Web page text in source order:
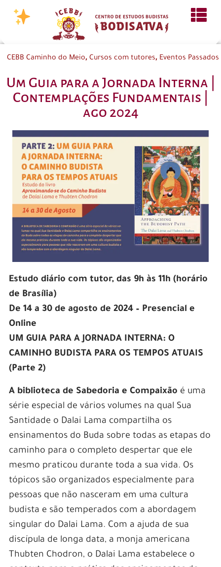
CEBB Caminho do Meio, Cursos com tutores, Eventos Passados
Um Guia para a Jornada Interna |
Contemplações Fundamentais |
ago 2024
Estudo diário com tutor, das 9h às 11h (horário
de Brasília)
De 14 a 30 de agosto de 2024 – Presencial e
Online
UM GUIA PARA A JORNADA INTERNA: O
CAMINHO BUDISTA PARA OS TEMPOS ATUAIS
(Parte 2)
A biblioteca de Sabedoria e Compaixão é uma
série especial de vários volumes na qual Sua
Santidade o Dalai Lama compartilha os
ensinamentos do Buda sobre todas as etapas do
caminho para o completo despertar que ele
mesmo praticou durante toda a sua vida. Os
tópicos são organizados especialmente para
pessoas que não nasceram em uma cultura
budista e são temperados com a abordagem
singular do Dalai Lama. Com a ajuda de sua
discípula de longa data, a monja americana
Thubten Chodron, o Dalai Lama estabelece o